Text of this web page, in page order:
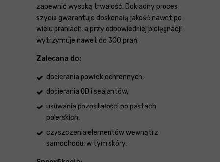
zapewnić wysoką trwałość. Dokładny proces
szycia gwarantuje doskonałą jakość nawet po
wielu praniach, a przy odpowiedniej pielęgnacji
wytrzymuje nawet do 300 prań.
Zalecana do:
docierania powłok ochronnych,
docierania QD i sealantów,
usuwania pozostałości po pastach
polerskich,
czyszczenia elementów wewnątrz
samochodu, w tym skóry.